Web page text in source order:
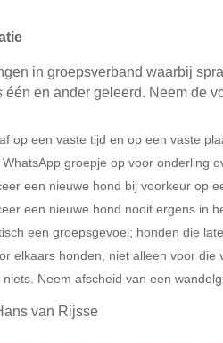
in groepsverband waarbij
één en ander geleerd. Neem de
op een vaste tijd en op een vaste
groepje op voor onderling
een nieuwe hond bij voorkeur op
een nieuwe hond nooit ergens in
een groepsgevoel; honden die
elkaars honden, niet alleen voor die
niets. Neem afscheid van een
van Rijsse